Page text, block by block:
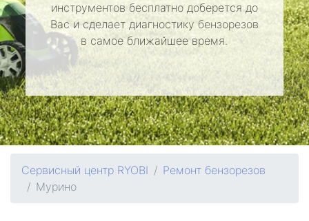
инструментов бесплатно доберется до
Вас и сделает диагностику бензорезов
в самое ближайшее время.
Сервисный центр RYOBI
Ремонт бензорезов
Мурино